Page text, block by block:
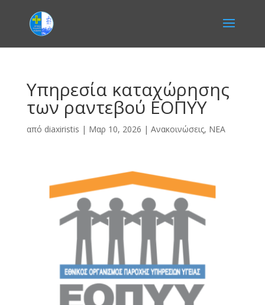
Υπηρεσία καταχώρησης
των ραντεβού ΕΟΠΥΥ
από diaxiristis | Μαρ 10, 2026 | Ανακοινώσεις, ΝΕΑ